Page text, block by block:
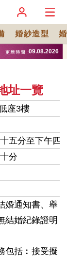
婚紗造型
址一覽
座3樓
五分至下午四
分
婚通知書、舉
結婚紀錄證明
包括︰接受擬